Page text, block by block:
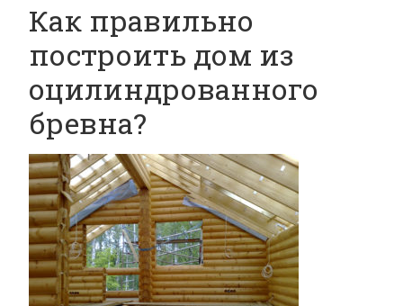
Как правильно
построить дом из
оцилиндрованного
бревна?